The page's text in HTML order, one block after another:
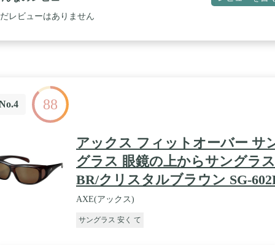
ソルトレイクシティから立ちあげたブランド。 / 元々「Hang Loose（
いこう）」というハワイのサーフ・カルチャーから始まったスラング
替える様に気軽に使える遊び感覚に溢れたモデルが続々登場していま
レビューはありません
88
アックス フィットオーバー サ
グラス 眼鏡の上からサングラス
BR/クリスタルブラウン SG-
AXE(アックス)
サングラス 安く て